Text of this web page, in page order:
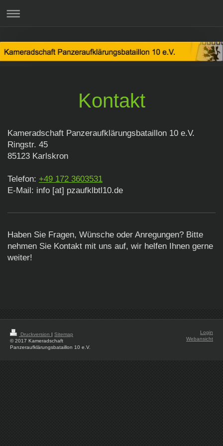
Kontakt
Kameradschaft Panzeraufklärungsbataillon 10 e.V.
Ringstr. 45
85123 Karlskron
Telefon: +49 172 3603531
E-Mail: info [at] pzaufklbtl10.de
Haben Sie Fragen, Wünsche oder Anregungen? Bitte
nehmen Sie Kontakt mit uns auf, wir helfen Ihnen gerne
weiter!
Druckversion | Sitemap
© 2017 Kameradschaft
Panzeraufklärungsbataillon 10 e.V.
Login
Webansicht